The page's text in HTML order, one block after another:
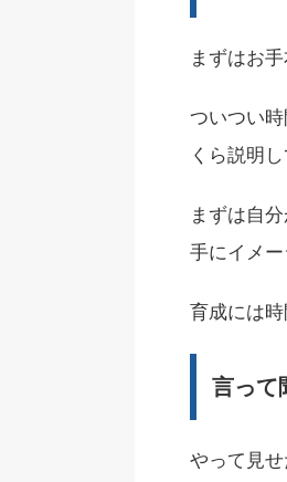
まずはお
ついつい
くら説明
まずは自
手にイメー
育成には
言って
やって見せ